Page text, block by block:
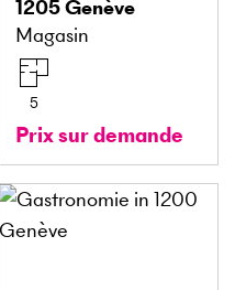
1205Genève
Magasin
5
Prix sur demande